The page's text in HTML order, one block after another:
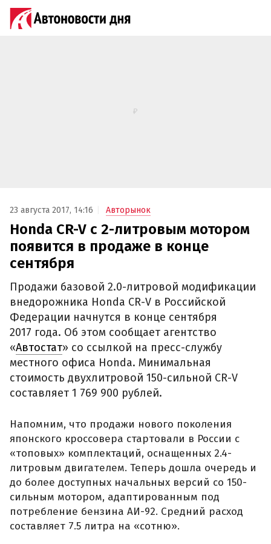
23 августа 2017, 14:16 Авторынок
Honda CR-V с 2-литровым мотором
появится в продаже в конце
сентября‍
Продажи базовой 2.0-литровой модификации
внедорожника Honda CR-V в Российской
Федерации начнутся в конце сентября
2017 года. Об этом сообщает агентство
«Автостат» со ссылкой на пресс-службу
местного офиса Honda. Минимальная
стоимость двухлитровой 150-сильной CR-V
составляет 1 769 900 рублей.
Напомним, что продажи нового поколения
японского кроссовера стартовали в России с
«топовых» комплектаций, оснащенных 2.4-
литровым двигателем. Теперь дошла очередь и
до более доступных начальных версий со 150-
сильным мотором, адаптированным под
потребление бензина АИ-92. Средний расход
составляет 7.5 литра на «сотню».